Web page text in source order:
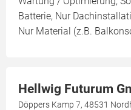
Batterie, Nur
Nur Material (z.B.
Hellwig Futurum
Döppers Kamp 7, 48531